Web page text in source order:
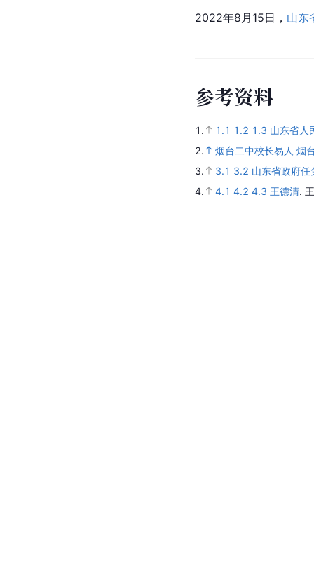
2022年8月15日， 山东
参考资料
1. 1.1 1.2 1.3 山东省人
2.
烟台二中校长易人 烟
3.
3.1 3.2 山东省政府任
4.
4.1 4.2 4.3 王德清.